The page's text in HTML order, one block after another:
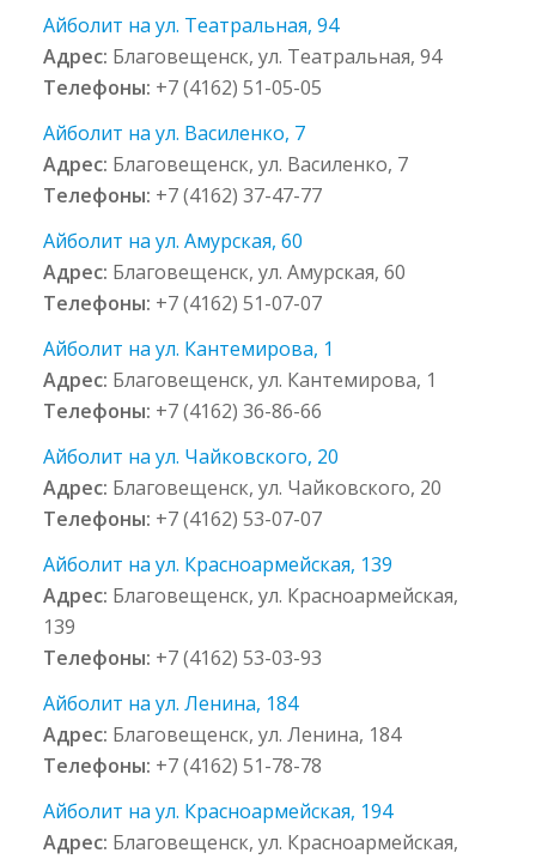
Айболит на ул. Театральная, 94
Адрес: Благовещенск, ул. Театральная, 94
Телефоны: +7 (4162) 51-05-05
Айболит на ул. Василенко, 7
Адрес: Благовещенск, ул. Василенко, 7
Телефоны: +7 (4162) 37-47-77
Айболит на ул. Амурская, 60
Адрес: Благовещенск, ул. Амурская, 60
Телефоны: +7 (4162) 51-07-07
Айболит на ул. Кантемирова, 1
Адрес: Благовещенск, ул. Кантемирова, 1
Телефоны: +7 (4162) 36-86-66
Айболит на ул. Чайковского, 20
Адрес: Благовещенск, ул. Чайковского, 20
Телефоны: +7 (4162) 53-07-07
Айболит на ул. Красноармейская, 139
Адрес: Благовещенск, ул. Красноармейская,
139
Телефоны: +7 (4162) 53-03-93
Айболит на ул. Ленина, 184
Адрес: Благовещенск, ул. Ленина, 184
Телефоны: +7 (4162) 51-78-78
Айболит на ул. Красноармейская, 194
Адрес: Благовещенск, ул. Красноармейская,